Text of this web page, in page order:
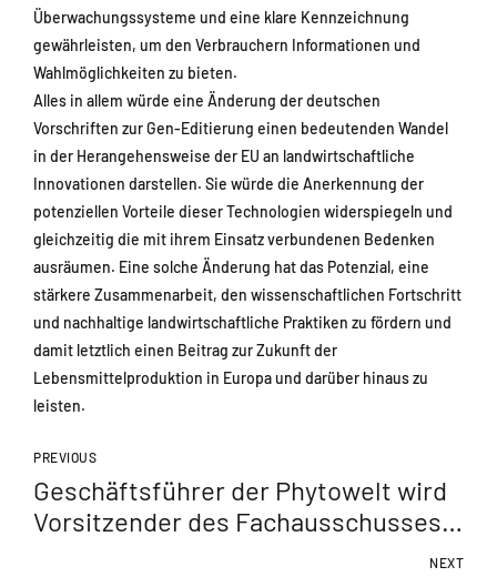
Überwachungssysteme und eine klare Kennzeichnung
gewährleisten, um den Verbrauchern Informationen und
Wahlmöglichkeiten zu bieten.
Alles in allem würde eine Änderung der deutschen
Vorschriften zur Gen-Editierung einen bedeutenden Wandel
in der Herangehensweise der EU an landwirtschaftliche
Innovationen darstellen. Sie würde die Anerkennung der
potenziellen Vorteile dieser Technologien widerspiegeln und
gleichzeitig die mit ihrem Einsatz verbundenen Bedenken
ausräumen. Eine solche Änderung hat das Potenzial, eine
stärkere Zusammenarbeit, den wissenschaftlichen Fortschritt
und nachhaltige landwirtschaftliche Praktiken zu fördern und
damit letztlich einen Beitrag zur Zukunft der
Lebensmittelproduktion in Europa und darüber hinaus zu
leisten.
PREVIOUS
Geschäftsführer der Phytowelt wird
Vorsitzender des Fachausschusses
NEXT